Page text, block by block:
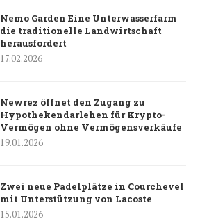
Nemo Garden Eine Unterwasserfarm
die traditionelle Landwirtschaft
herausfordert
17.02.2026
Newrez öffnet den Zugang zu
Hypothekendarlehen für Krypto-
Vermögen ohne Vermögensverkäufe
19.01.2026
Zwei neue Padelplätze in Courchevel
mit Unterstützung von Lacoste
15.01.2026